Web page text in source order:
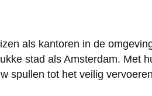
als kantoren in de
stad als Amsterdam. Met
spullen tot het veilig